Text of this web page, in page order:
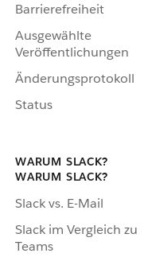
Barrierefreiheit
Ausgewählte
Veröffentlichungen
Änderungsprotokoll
Status
WARUM SLACK?
WARUM SLACK?
Slack vs. E-Mail
Slack im Vergleich zu
Teams